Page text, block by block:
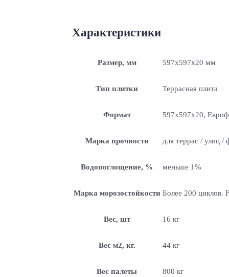
Характеристики
Размер, мм 597x597x20 мм
Тип плитки Террасная плита
Формат 597x597x20,
Марка прочности для террас / улиц /
Водопоглощение, % меньше 1%
Марка морозостойкости Более 200 циклов.
Вес, шт 16 кг
Вес м2, кг. 44 кг
Вес палеты 800 кг